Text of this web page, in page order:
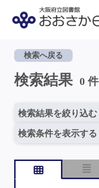
検索へ戻る
検索結果 0 件
検索結果を絞り込む
検索条件を表示する